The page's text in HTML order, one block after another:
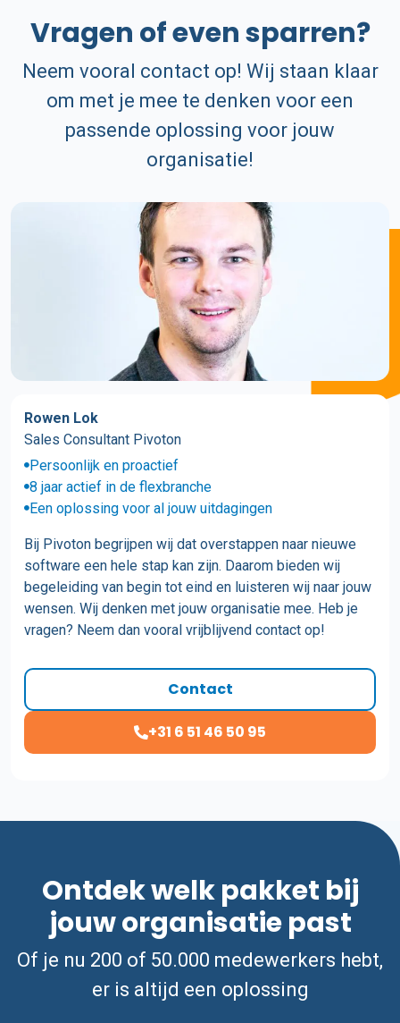
Vragen of even sparren?
Neem vooral contact op! Wij staan klaar
om met je mee te denken voor een
passende oplossing voor jouw
organisatie!
Rowen Lok
Sales Consultant Pivoton
Persoonlijk en proactief
8 jaar actief in de flexbranche
Een oplossing voor al jouw uitdagingen
Bij Pivoton begrijpen wij dat overstappen naar nieuwe
software een hele stap kan zijn. Daarom bieden wij
begeleiding van begin tot eind en luisteren wij naar jouw
wensen. Wij denken met jouw organisatie mee. Heb je
vragen? Neem dan vooral vrijblijvend contact op!
Contact
+31 6 51 46 50 95
Ontdek welk pakket bij
jouw organisatie past
Of je nu 200 of 50.000 medewerkers hebt,
er is altijd een oplossing